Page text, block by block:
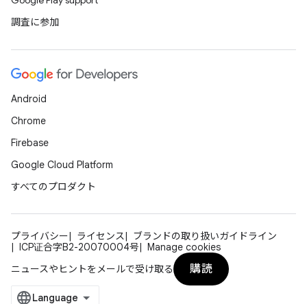
調査に参加
Android
Chrome
Firebase
Google Cloud Platform
すべてのプロダクト
プライバシー ライセンス
ブランドの取り扱いガイドライン
ICP证合字B2-20070004号
Manage cookies
ニュースやヒントをメールで受け取る
購読